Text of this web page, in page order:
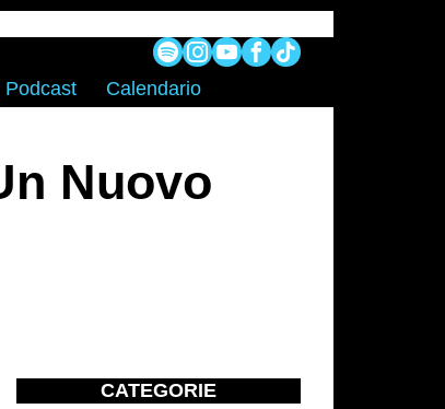
Podcast Calendario
Nuovo
CATEGORIE